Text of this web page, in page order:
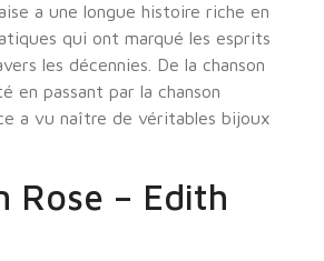
a une longue histoire riche en
qui ont marqué les esprits
les décennies. De la chanson
en passant par la chanson
a vu naître de véritables bijoux
Rose – Edith